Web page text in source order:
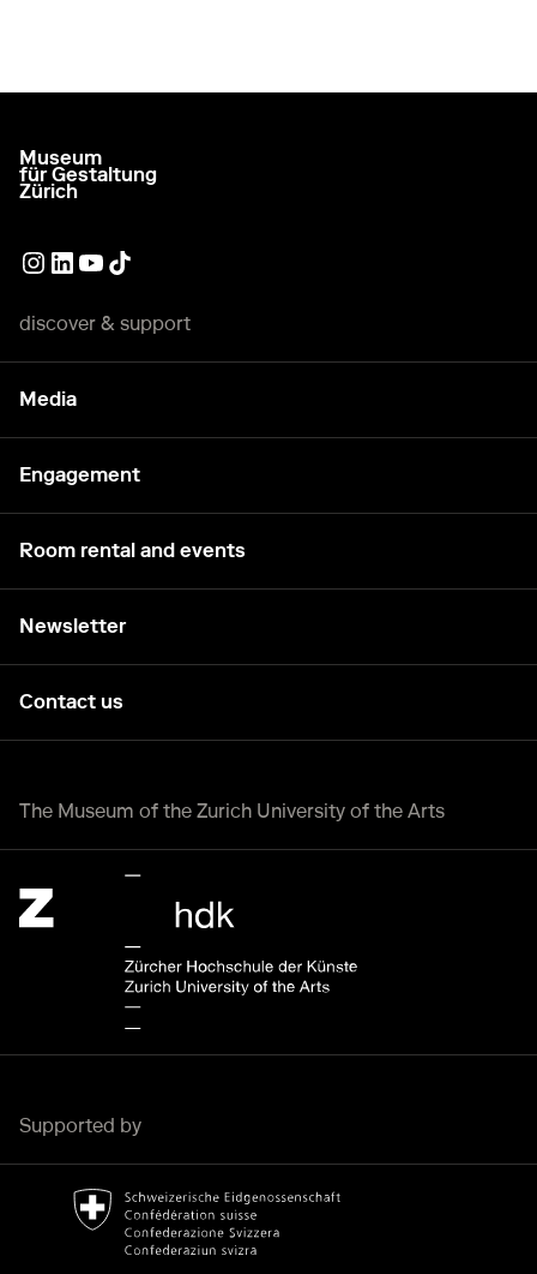
go to homepage
Museum
für Gestaltung
Zürich
External link
External link
External link
External link
discover & support
Media
Engagement
Room rental and events
Newsletter
Contact us
The Museum of the Zurich University of the Arts
Supported by